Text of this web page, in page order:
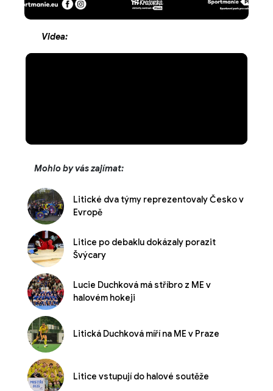
Videa:
Mohlo by vás zajímat:
Litické dva týmy reprezentovaly Česko v
Evropě
Litice po debaklu dokázaly porazit
Švýcary
Lucie Duchková má stříbro z ME v
halovém hokeji
Litická Duchková míří na ME v Praze
Litice vstupují do halové soutěže